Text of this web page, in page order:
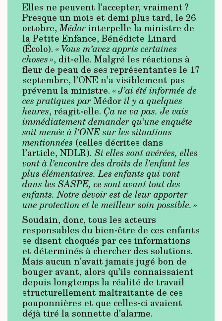
Elles ne peuvent l’accepter, vraiment ?
Presque un mois et demi plus tard, le 26
octobre,Médorinterpelle la ministre de
la Petite Enfance, Bénédicte Linard
(Écolo). « Vous m’avez appris certaines
choses », dit-elle. Malgré les réactions à
fleur de peau de ses représentantes le 17
septembre, l’ONE n’a visiblement pas
prévenu la ministre. « J’ai été informée de
ces pratiques parMédoril y a quelques
heures, réagit-elle. Ça ne va pas. Je vais
immédiatement demander qu’une enquête
soit menée à l’ONE sur les situations
mentionnées (celles décrites dans
l’article, NDLR). Si elles sont avérées, elles
vont à l’encontre des droits de l’enfant les
plus élémentaires. Les enfants qui vont
dans les SASPE, ce sont avant tout des
enfants. Notre devoir est de leur apporter
une protection et le meilleur soin possible. »
Soudain, donc, tous les acteurs
responsables du bien-être de ces enfants
se disent choqués par ces informations
et déterminés à chercher des solutions.
Mais aucun n’avait jamais jugé bon de
bouger avant, alors qu’ils connaissaient
depuis longtemps la réalité de travail
structurellement maltraitante de ces
pouponnières et que celles-ci avaient
déjà tiré la sonnette d’alarme.